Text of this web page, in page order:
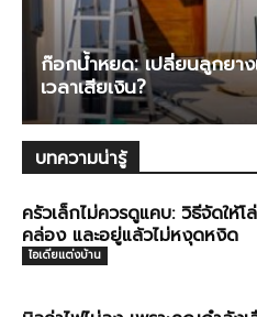
ก๊อกน้ำหยด: เปลี่ยนลูกยาง
เวลาเสียเงิน?
บทความน่ารู้
ครัวเล็กไม่ควรดูแคบ: วิธีจัดให้โ
คล่อง และอยู่แล้วไม่หงุดหงิด
ไอเดียแต่งบ้าน